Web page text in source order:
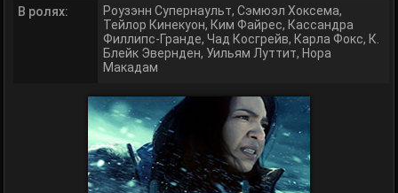
В ролях: Роузэнн Супернаульт,Сэмюэл Хоксема,
Тейлор Кинекуон, Ким Файрес, Кассандра
Филлипс-Гранде,Чад Косгрейв, Карла Фокс, К.
Блейк Эвернден, Уильям Луттит, Нора
Макадам